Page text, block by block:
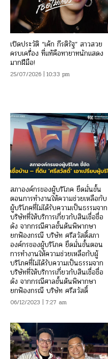
เปิดประวัติ “เค้ก กีรติรัฐ” สาวสวย
ครบเครื่อง ที่แท้คือทายาทนักแสดง
มากฝีมือ!
25/07/2026 | 10:33 pm
สภาองค์กรของผู้บริโภค ยึดมั่นขั้น
ตอนการทำงานให้ความช่วยเหลือกับ
ผู้บริโภคที่ไม่ได้รับความเป็นธรรมจาก
บริษัทที่ให้บริการเกี่ยวกับสินเชื่อชื่อ
ดัง จากกรณีศาลชั้นต้นพิพากษา
ยกฟ้องกรณี บริษัท ศรีสวัสดิ์สภา
องค์กรของผู้บริโภค ยึดมั่นขั้นตอน
การทำงานให้ความช่วยเหลือกับผู้
บริโภคที่ไม่ได้รับความเป็นธรรมจาก
บริษัทที่ให้บริการเกี่ยวกับสินเชื่อชื่อ
ดัง จากกรณีศาลชั้นต้นพิพากษา
ยกฟ้องกรณี บริษัท ศรีสวัสดิ์
06/12/2023 | 7:27 am